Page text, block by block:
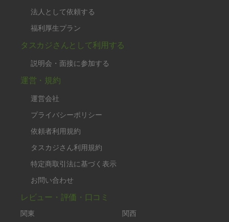
法人として依頼する
福利厚生プラン
タスカジさんとして利用する
説明会・面接に参加する
運営・規約
運営会社
プライバシーポリシー
依頼者利用規約
タスカジさん利用規約
特定商取引法に基づく表示
お問い合わせ
レビュー・評価・口コミ
関東
関西